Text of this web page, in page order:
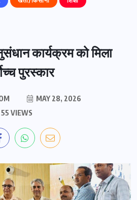
कार्यक्रम को मिला
पुरस्कार
MAY 28, 2026
55 VIEWS